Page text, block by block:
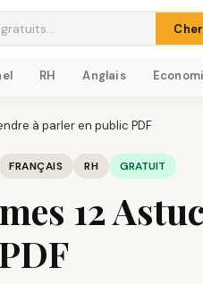
RH Anglais
à parler en public PDF
FRANÇAIS RH GRATUIT
mes 12
PDF